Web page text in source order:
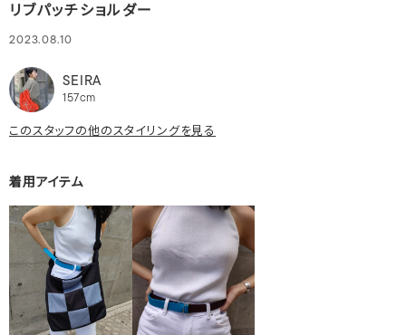
リブパッチショルダー
2023.08.10
SEIRA
157cm
このスタッフの他のスタイリングを見る
着用アイテム